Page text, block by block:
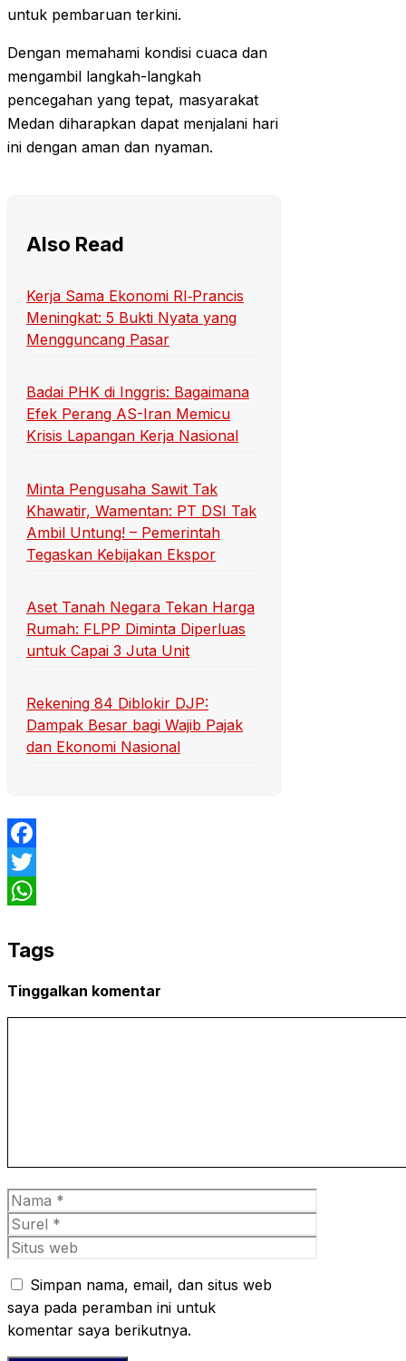
untuk pembaruan terkini.
Dengan memahami kondisi cuaca dan
mengambil langkah-langkah
pencegahan yang tepat, masyarakat
Medan diharapkan dapat menjalani hari
ini dengan aman dan nyaman.
Also Read
Kerja Sama Ekonomi RI‑Prancis
Meningkat: 5 Bukti Nyata yang
Mengguncang Pasar
Badai PHK di Inggris: Bagaimana
Efek Perang AS-Iran Memicu
Krisis Lapangan Kerja Nasional
Minta Pengusaha Sawit Tak
Khawatir, Wamentan: PT DSI Tak
Ambil Untung! – Pemerintah
Tegaskan Kebijakan Ekspor
Aset Tanah Negara Tekan Harga
Rumah: FLPP Diminta Diperluas
untuk Capai 3 Juta Unit
Rekening 84 Diblokir DJP:
Dampak Besar bagi Wajib Pajak
dan Ekonomi Nasional
Facebook
Twitter
Tags
Tinggalkan komentar
Nama
Surel
Situs
Simpan nama, email, dan situs web
saya pada peramban ini untuk
komentar saya berikutnya.